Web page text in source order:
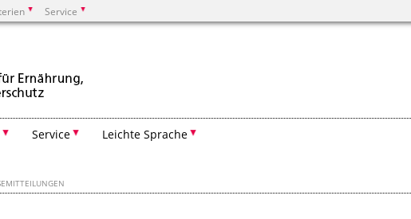
Service
Service Leichte Sprache